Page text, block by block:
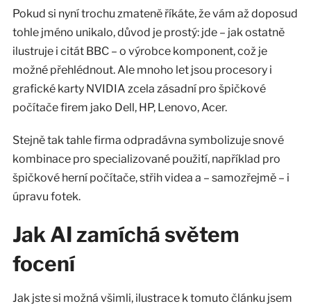
Pokud si nyní trochu zmateně říkáte, že vám až doposud
tohle jméno unikalo, důvod je prostý: jde – jak ostatně
ilustruje i citát BBC – o výrobce komponent, což je
možné přehlédnout. Ale mnoho let jsou procesory i
grafické karty NVIDIA zcela zásadní pro špičkové
počítače firem jako Dell, HP, Lenovo, Acer.
Stejně tak tahle firma odpradávna symbolizuje snové
kombinace pro specializované použití, například pro
špičkové herní počítače, střih videa a – samozřejmě – i
úpravu fotek.
Jak AI zamíchá světem
focení
Jak jste si možná všimli, ilustrace k tomuto článku jsem